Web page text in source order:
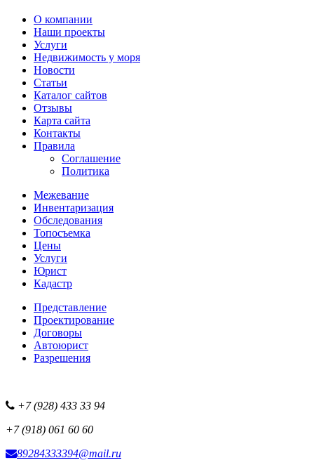
О компании
Наши проекты
Услуги
Недвижимость у моря
Новости
Статьи
Каталог сайтов
Отзывы
Карта сайта
Контакты
Правила
Соглашение
Политика
Межевание
Инвентаризация
Обследования
Топосъемка
Цены
Услуги
Юрист
Кадастр
Представление
Проектирование
Договоры
Автоюрист
Разрешения
+7 (928) 433 33 94
+7 (918) 061 60 60
89284333394@mail.ru